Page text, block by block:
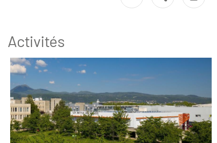
Activités